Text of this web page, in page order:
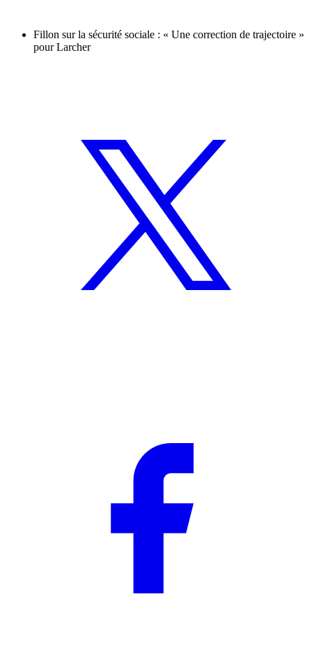
Fillon sur la sécurité sociale : « Une correction de trajectoire »
pour Larcher